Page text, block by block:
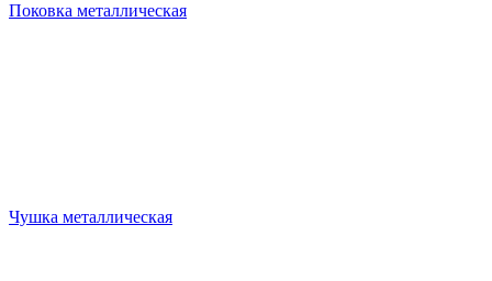
Поковка металлическая
Чушка металлическая